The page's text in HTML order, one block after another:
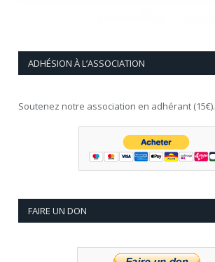
ADHÉSION À L’ASSOCIATION
Soutenez notre association en adhérant (15€).
FAIRE UN DON